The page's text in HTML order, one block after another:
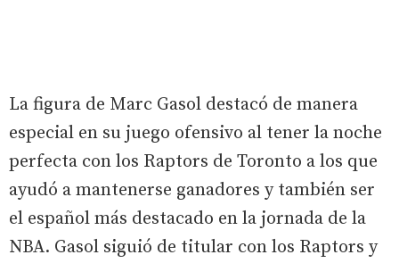
La figura de Marc Gasol destacó de manera
especial en su juego ofensivo al tener la noche
perfecta con los Raptors de Toronto a los que
ayudó a mantenerse ganadores y también ser
el español más destacado en la jornada de la
NBA. Gasol siguió de titular con los Raptors y